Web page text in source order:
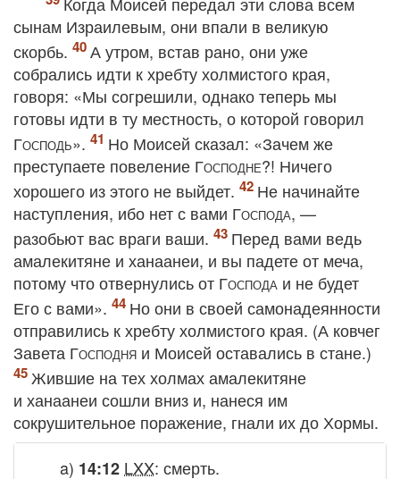
сынам Израилевым, они впали в великую
скорбь.
А утром, встав рано, они уже
собрались идти к хребту холмистого края,
говоря: «Мы согрешили, однако теперь мы
готовы идти в ту местность, о которой говорил
Господь».
Но Моисей сказал: «Зачем же
преступаете повеление Господне?! Ничего
хорошего из этого не выйдет.
Не начинайте
наступления, ибо нет с вами Господа, —
разобьют вас враги ваши.
Перед вами ведь
амалекитяне и ханаанеи, и вы падете от меча,
потому что отвернулись от Господа и не будет
Его с вами».
Но они в своей самонадеянности
отправились к хребту холмистого края. (А ковчег
Завета Господня и Моисей оставались в стане.)
Жившие на тех холмах амалекитяне
и ханаанеи сошли вниз и, нанеся им
сокрушительное поражение, гнали их до Хормы.
a) 14:12 LXX: смерть.